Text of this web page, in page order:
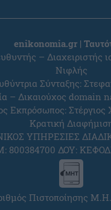
enikonomia.gr |
– Διαχειριστής
Νιφλής
Σύνταξης:
– Δικαιούχος domain
Εκπρόσωπος: Στέργιος
Κρατική
ΥΠΗΡΕΣΙΕΣ
800384700 ΔΟΥ:
Πιστοποίησης